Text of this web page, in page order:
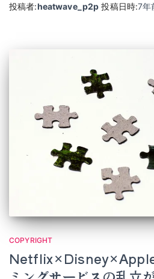
投稿者:heatwave_p2p 投稿日時:7年
COPYRIGHT
Netflix×Disney×Apple